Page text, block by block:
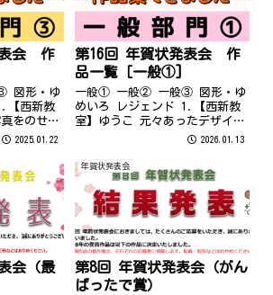
表会 作
図形・ゆ
【西新教
をのせら
がきいっ
新教室】
ていた花
て作
2025.01.22
第16回 年賀状発表会 作
品一覧［一般①]
一般① 一般② 一般③ 図形・ゆ
めいろ レジェンド 1.【西新教
室】ゆうこ 元々あったデザイン
を図形で再現しました。とても
りに作っていましたが今年は
早々に完成して嬉しい！先生あ
りがとうございます＾ー＾【図
形、テキ...
2026.01.13
会（最
年賀状発表会
第8回 年賀状発表会（がん
ばったで賞）